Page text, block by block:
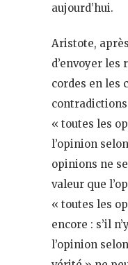
aujourd’hui.
Aristote,
d’envoyer les
cordes en les
« toutes les
l’opinion
opinions ne
valeur que
« toutes les
encore : s’il
l’opinion